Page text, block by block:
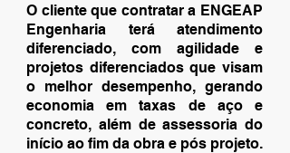
O cliente que contratar a ENGEAP
Engenharia terá atendimento
diferenciado, com agilidade e
projetos diferenciados que visam
o melhor desempenho, gerando
economia em taxas de aço e
concreto, além de assessoria do
início ao fim da obra e pós projeto.